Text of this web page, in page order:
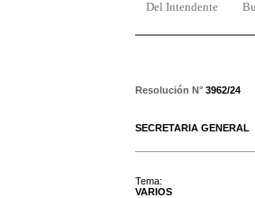
Del Intendente
Resolución N° 3962/24
SECRETARIA GENERAL
Tema:
VARIOS